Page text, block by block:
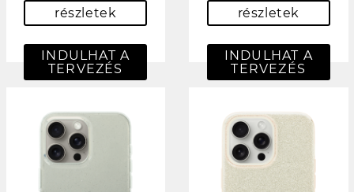
részletek
INDULHAT A
TERVEZÉS
részletek
INDULHAT A
TERVEZÉS